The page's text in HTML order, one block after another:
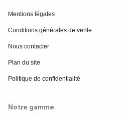
Mentions légales
Conditions générales de vente
Nous contacter
Plan du site
Politique de confidentialité
Notre gamme